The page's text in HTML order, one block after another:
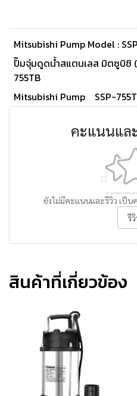
Mitsubishi Pump Model :
ปั๊มจุ่มดูดน้ำสแตนเลส มิตซูบิชิ
755TB
Mitsubishi Pump
SSP-
คะแนนแล
ยังไม่มีคะแนนและรีวิว เป็
รี
สินค้าที่เกี่ยวข้อง